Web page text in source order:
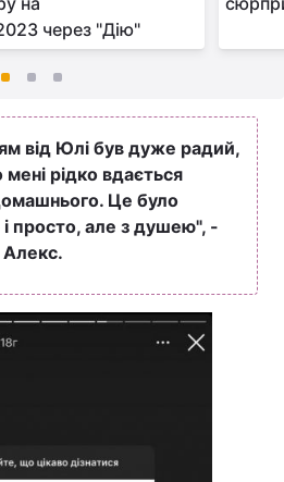
на
через "Дію"
від Юлі був дуже радий,
рідко вдається
Це було
просто, але з душею", -
Алекс.